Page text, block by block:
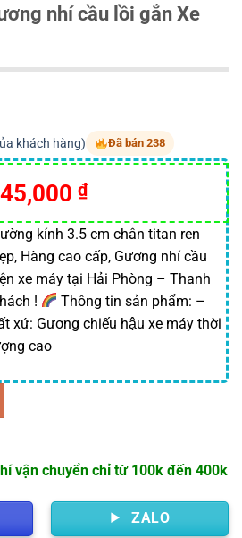
nhí cầu lồi gắn Xe
khách hàng) Đã bán 238
45,000 ₫
kính 3.5 cm chân titan ren
Hàng cao cấp, Gương nhí cầu
xe máy tại Hải Phòng – Thanh
!
Thông tin sản phẩm: –
xứ: Gương chiếu hậu xe máy thời
cao
vận chuyển chỉ từ 100k đến 400k
ZALO